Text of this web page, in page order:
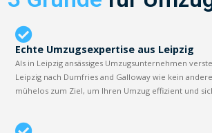
Echte Umzugsexpertise aus Leipzig
Als in Leipzig ansässiges Umzugsunternehmen
Leipzig nach Dumfries and Galloway wie kein
mühelos zum Ziel, um Ihren Umzug effizient und